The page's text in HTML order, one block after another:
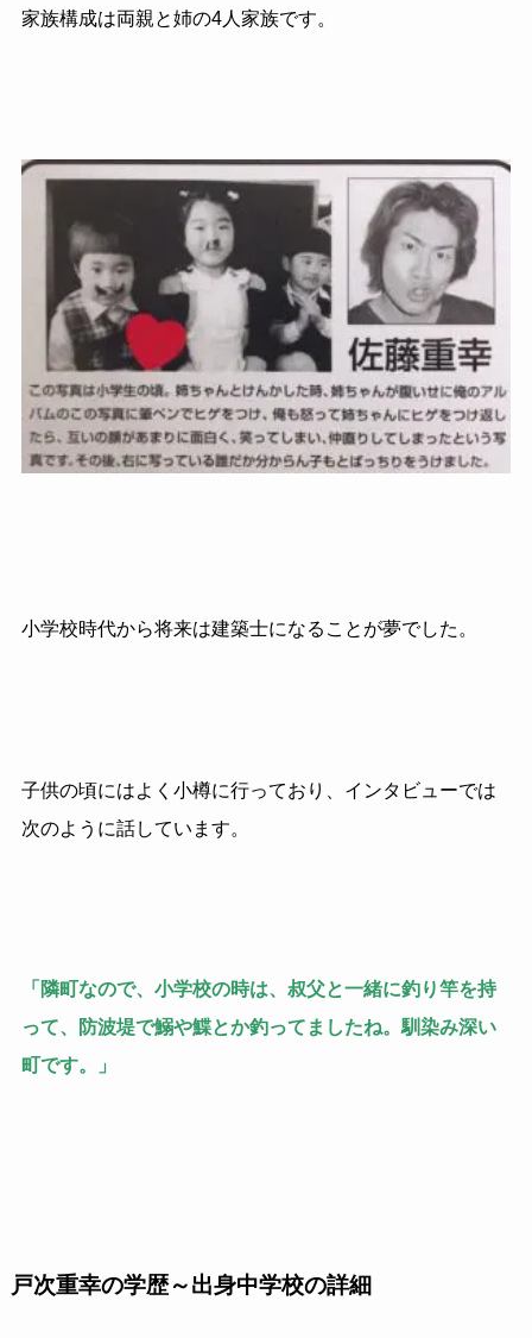
家族構成は両親と姉の4人家族です。
小学校時代から将来は建築士になることが夢でした。
子供の頃にはよく小樽に行っており、インタビューでは
次のように話しています。
「隣町なので、小学校の時は、叔父と一緒に釣り竿を持
って、防波堤で鰯や鰈とか釣ってましたね。馴染み深い
町です。」
戸次重幸の学歴～出身中学校の詳細